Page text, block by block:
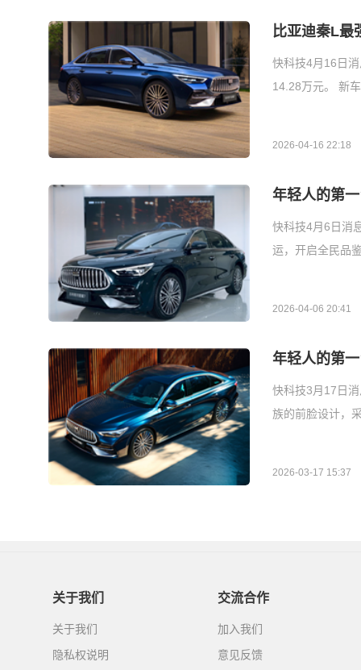
比亚迪秦L最
快科技4月16日
14.28万元。 新
2026-04-16 22:18
年轻人的第
快科技4月6日消
运，开启全民品
2026-04-06 20:41
年轻人的第
快科技3月17日
族的前脸设计，
2026-03-17 15:37
关于我们
关于我们
隐私权说明
交流合作
加入我们
意见反馈